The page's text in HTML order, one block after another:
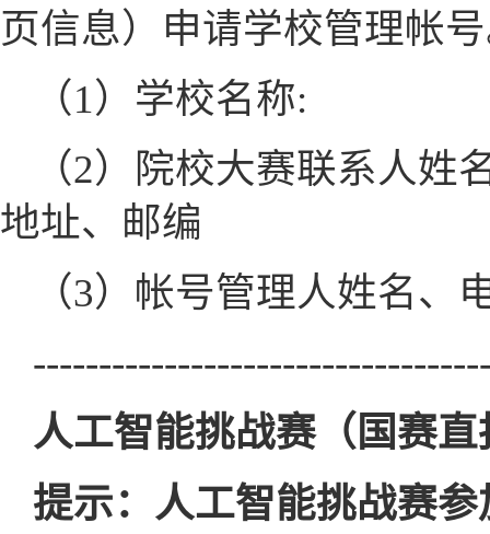
页信息）申请学校管理帐
（1）学校名称:
（2）院校大赛联系人
地址、邮编
（3）帐号管理人姓名、
人工智能挑战赛（国赛
提示：人工智能挑战赛